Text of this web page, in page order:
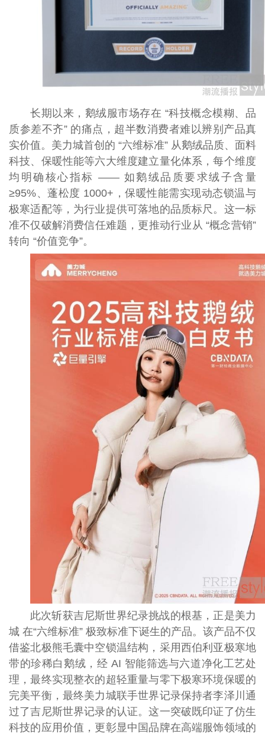
长期以来，鹅绒服市场存在 “科技概念模糊、品
质参差不齐” 的痛点，超半数消费者难以辨别产品真
实价值。美力城首创的 “六维标准” 从鹅绒品质、面料
科技、保暖性能等六大维度建立量化体系，每个维度
均明确核心指标 —— 如鹅绒品质要求绒子含量
≥95%、蓬松度 1000+，保暖性能需实现动态锁温与
极寒适配等，为行业提供可落地的品质标尺。这一标
准不仅破解消费信任难题，更推动行业从 “概念营销”
转向 “价值竞争”。
此次斩获吉尼斯世界纪录挑战的根基，正是美力
城 在“六维标准” 极致标准下诞生的产品。该产品不仅
借鉴北极熊毛囊中空锁温结构，采用西伯利亚极寒地
带的珍稀白鹅绒，经 AI 智能筛选与六道净化工艺处
理，最终实现整衣的超轻重量与零下极寒环境保暖的
完美平衡，最终美力城联手世界记录保持者李泽川通
过了吉尼斯世界记录的认证。这一突破既印证了仿生
科技的应用价值，更彰显中国品牌在高端服饰领域的